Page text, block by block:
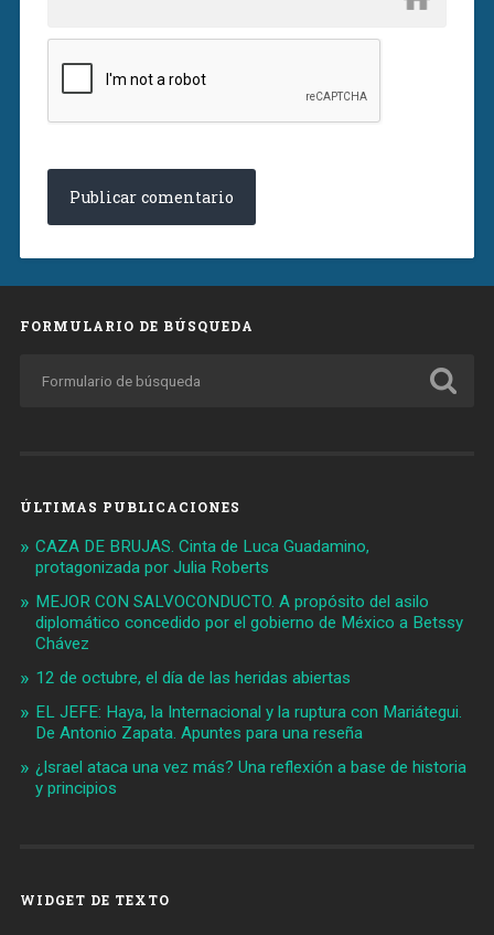
FORMULARIO DE BÚSQUEDA
ÚLTIMAS PUBLICACIONES
CAZA DE BRUJAS. Cinta de Luca Guadamino,
protagonizada por Julia Roberts
MEJOR CON SALVOCONDUCTO. A propósito del asilo
diplomático concedido por el gobierno de México a Betssy
Chávez
12 de octubre, el día de las heridas abiertas
EL JEFE: Haya, la Internacional y la ruptura con Mariátegui.
De Antonio Zapata. Apuntes para una reseña
¿Israel ataca una vez más? Una reflexión a base de historia
y principios
WIDGET DE TEXTO